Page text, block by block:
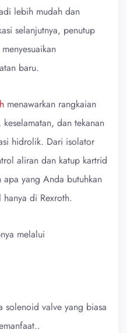
lebih mudah dan
selanjutnya, penutup
baru.
menawarkan rangkaian
dan tekanan
hidrolik. Dari isolator
aliran dan katup kartrid
yang Anda butuhkan
di Rexroth.
melalui
solenoid valve yang biasa